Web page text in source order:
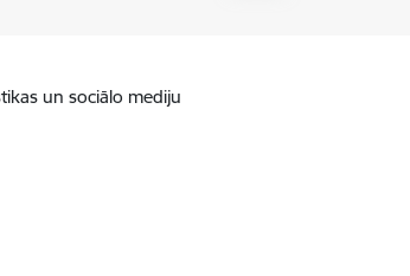
un sociālo mediju